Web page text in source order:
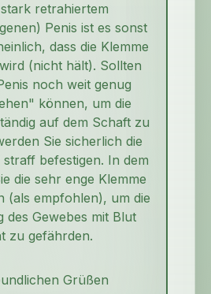
retrahiertem
Penis ist es sonst
dass die Klemme
(nicht hält). Sollten
noch weit genug
können, um die
auf dem Schaft zu
Sie sicherlich die
straff befestigen. In dem
die sehr enge Klemme
(als empfohlen), um die
des Gewebes mit Blut
zu gefährden.
Grüßen